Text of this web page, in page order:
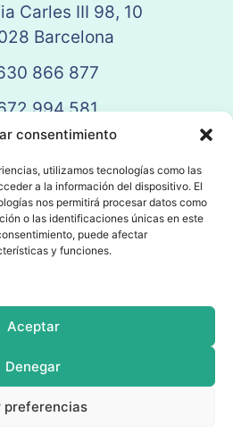
consentimiento
utilizamos tecnologías como las
a la información del dispositivo. El
nos permitirá procesar datos como
o las identificaciones únicas en este
puede afectar
y funciones.
Aceptar
Denegar
preferencias
Carles III 98, 10
Barcelona
866 877
994 581
Llamada
Todos los derechos
Generales